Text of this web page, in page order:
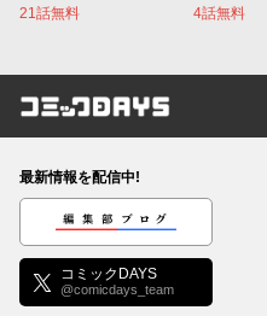
21話無料 4話無料
コミックDAYS
最新情報を配信中!
編集部ブログ
コミックDAYS
@comicdays_team